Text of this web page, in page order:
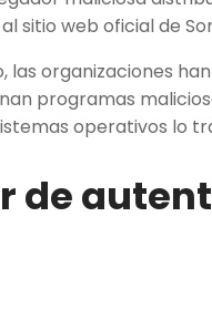
sitio web oficial de
las organizaciones
programas
operativos lo
de